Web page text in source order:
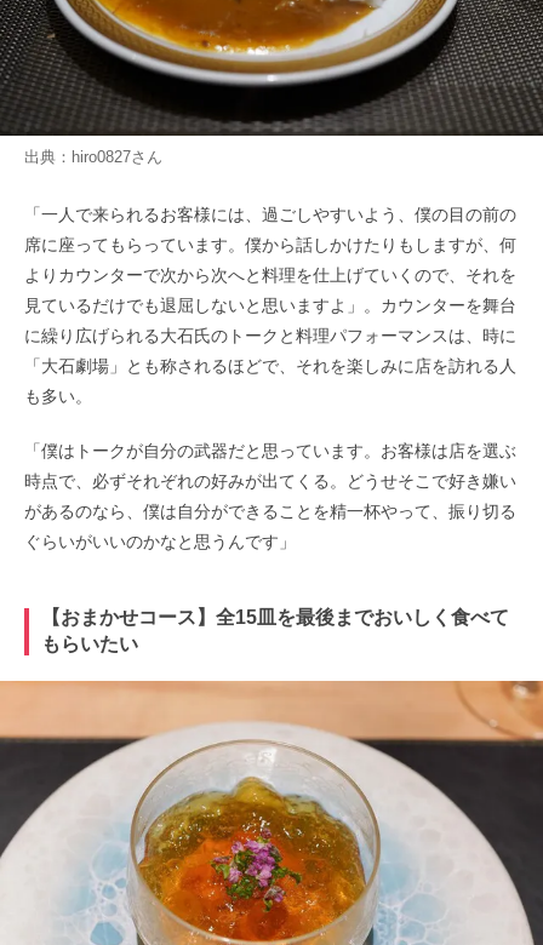
出典： hiro0827さん
「一人で来られるお客様には、過ごしやすいよう、僕の目の前の
席に座ってもらっています。僕から話しかけたりもしますが、何
よりカウンターで次から次へと料理を仕上げていくので、それを
見ているだけでも退屈しないと思いますよ」。カウンターを舞台
に繰り広げられる大石氏のトークと料理パフォーマンスは、時に
「大石劇場」とも称されるほどで、それを楽しみに店を訪れる人
も多い。
「僕はトークが自分の武器だと思っています。お客様は店を選ぶ
時点で、必ずそれぞれの好みが出てくる。どうせそこで好き嫌い
があるのなら、僕は自分ができることを精一杯やって、振り切る
ぐらいがいいのかなと思うんです」
【おまかせコース】全15皿を最後までおいしく食べて
もらいたい